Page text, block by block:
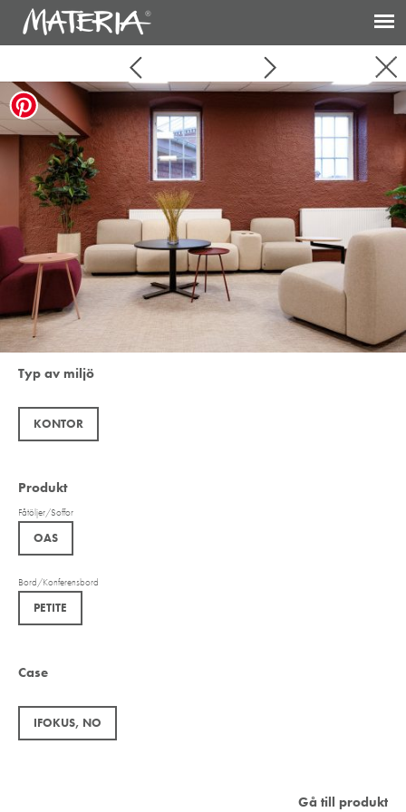
Typ av miljö
KONTOR
Produkt
Fåtöljer/Soffor
OAS
Bord/Konferensbord
PETITE
Case
IFOKUS, NO
Gå till produkt